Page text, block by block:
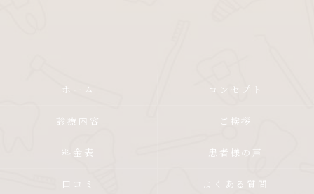
ホーム コンセプト
診療内容 ご挨拶
料金表 患者様の声
口コミ よくある質問